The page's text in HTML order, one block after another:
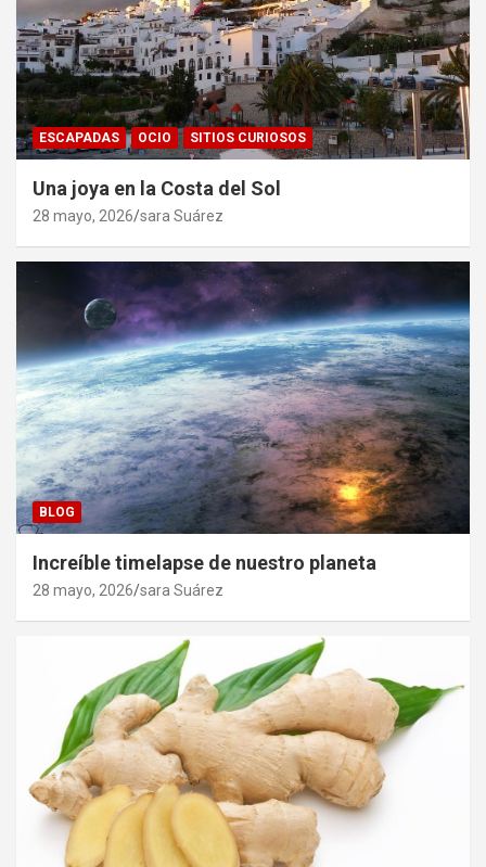
ESCAPADAS OCIO SITIOS CURIOSOS
Una joya en la Costa del Sol
28 mayo, 2026 sara Suárez
BLOG
Increíble timelapse de nuestro planeta
28 mayo, 2026 sara Suárez